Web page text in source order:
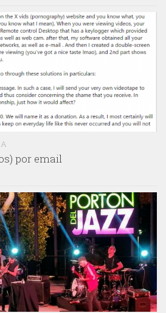
por email